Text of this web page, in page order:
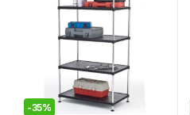
-35%